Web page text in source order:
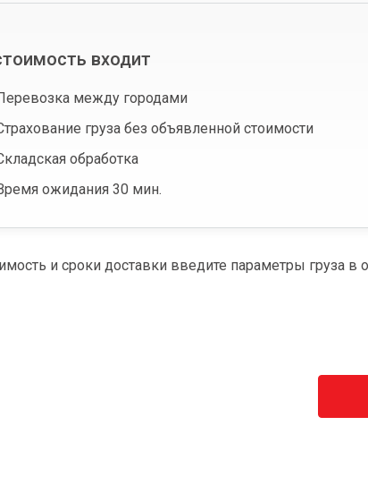
входит
между городами
груза без объявленной стоимости
обработка
ожидания 30 мин.
и сроки доставки введите параметры груза в